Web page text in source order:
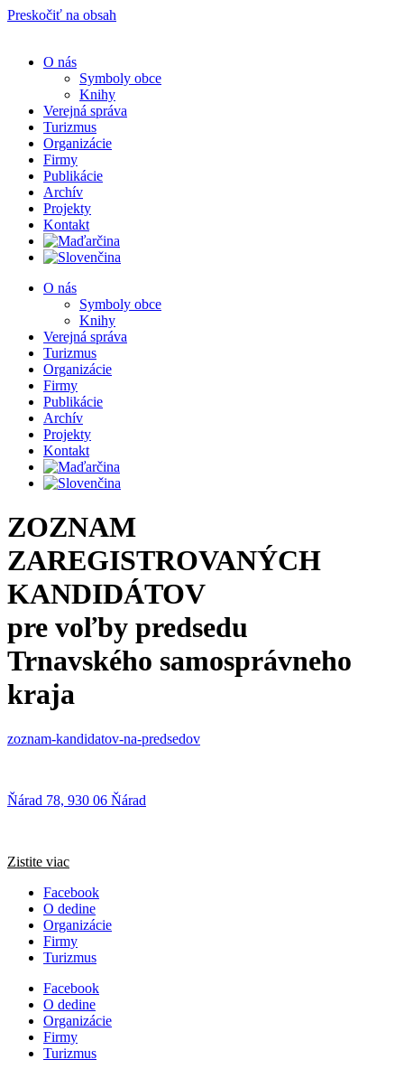
Preskočiť na obsah
O nás
Symboly obce
Knihy
Verejná správa
Turizmus
Organizácie
Firmy
Publikácie
Archív
Projekty
Kontakt
O nás
Symboly obce
Knihy
Verejná správa
Turizmus
Organizácie
Firmy
Publikácie
Archív
Projekty
Kontakt
ZOZNAM
ZAREGISTROVANÝCH
KANDIDÁTOV
pre voľby predsedu
Trnavského samosprávneho
kraja
zoznam-kandidatov-na-predsedov
Ňárad 78, 930 06 Ňárad
Zistite viac
Facebook
O dedine
Organizácie
Firmy
Turizmus
Facebook
O dedine
Organizácie
Firmy
Turizmus